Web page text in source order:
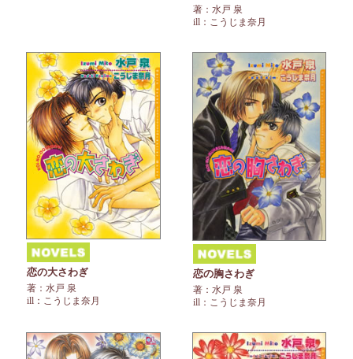
著：水戸 泉
ill：こうじま奈月
恋の大さわぎ
著：水戸 泉
ill：こうじま奈月
恋の胸さわぎ
著：水戸 泉
ill：こうじま奈月